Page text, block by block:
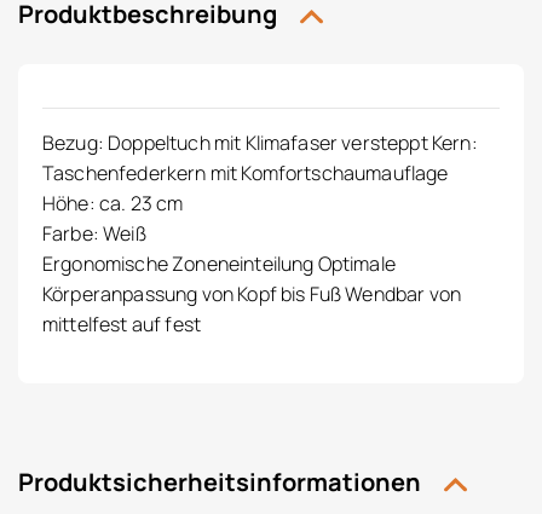
Produktbeschreibung
Bezug: Doppeltuch mit Klimafaser versteppt Kern:
Taschenfederkern mit Komfortschaumauflage
Höhe: ca. 23 cm
Farbe: Weiß
Ergonomische Zoneneinteilung Optimale
Körperanpassung von Kopf bis Fuß Wendbar von
mittelfest auf fest
Produktsicherheitsinformationen